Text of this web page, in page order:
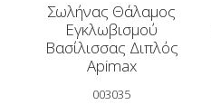
Σωλήνας Θάλαμος
Εγκλωβισμού
Βασίλισσας Διπλός
Apimax
003035